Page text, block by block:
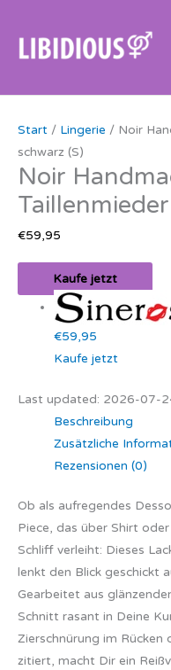
springen
Start / Lingerie / Noir
schwarz (S)
Noir
€59,95
Kaufe jetzt
€59,95
Kaufe jetzt
Last updated: 2026-07-
Beschreibung
Zusätzliche
Rezensionen (0)
Ob als aufregendes
Piece, das über Shirt
Schliff verleiht: Dieses
lenkt den Blick geschickt
Gearbeitet aus
Schnitt rasant in Deine
Zierschnürung im Rücken
zitiert, macht Dir ein
Preis